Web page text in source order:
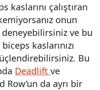
kaslarını çalıştıran
onun
ve bu
kaslarınızı
Bu
Deadliftve
da ayrı bir